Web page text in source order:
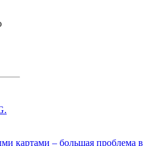
картами – большая проблема в